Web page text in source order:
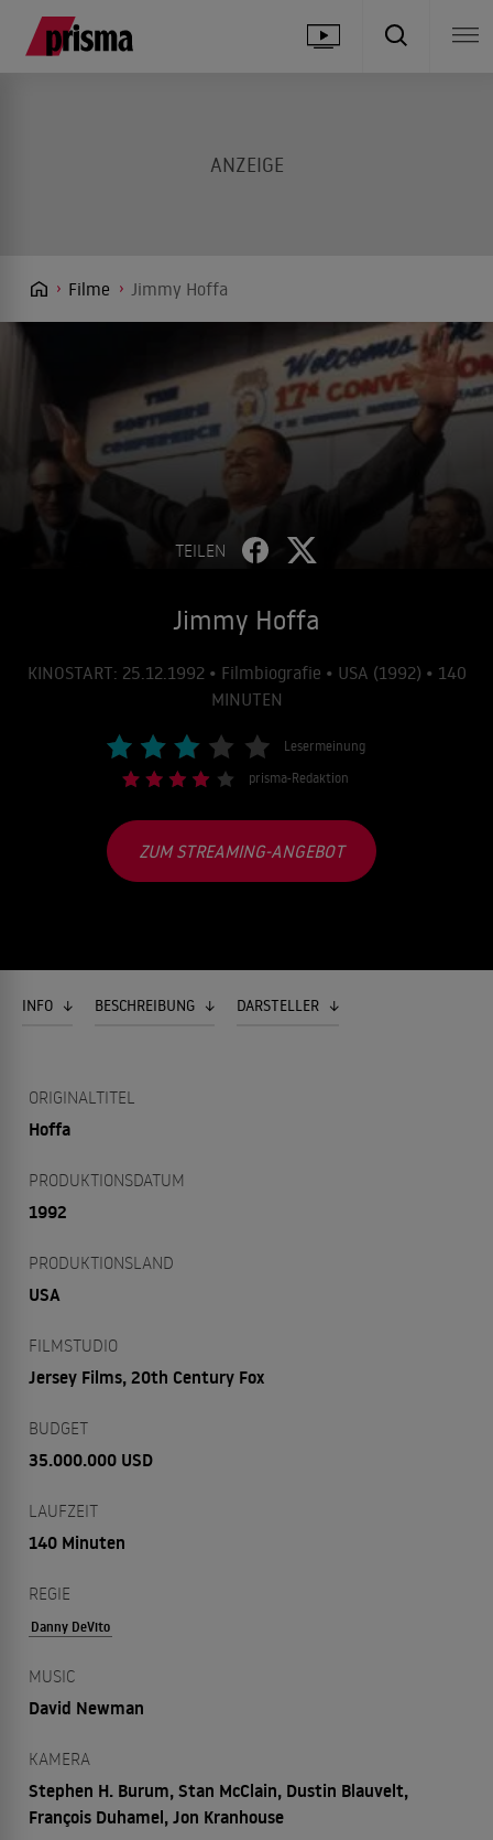
Filme Jimmy Hoffa
TEILEN
Jimmy Hoffa
KINOSTART: 25.12.1992 • Filmbiografie • USA (1992) • 140
MINUTEN
Lesermeinung
prisma-Redaktion
ZUM STREAMING-ANGEBOT
INFO BESCHREIBUNG DARSTELLER
ORIGINALTITEL
Hoffa
PRODUKTIONSDATUM
1992
PRODUKTIONSLAND
USA
FILMSTUDIO
Jersey Films, 20th Century Fox
BUDGET
35.000.000 USD
LAUFZEIT
140 Minuten
REGIE
Danny DeVito
MUSIC
David Newman
KAMERA
Stephen H. Burum, Stan McClain, Dustin Blauvelt,
François Duhamel, Jon Kranhouse